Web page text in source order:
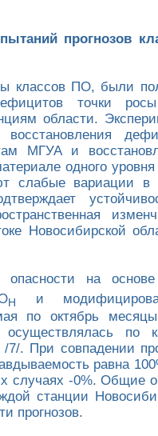
прогнозов
классов ПО, были
точки
области.
МГУА и
одного
слабые вариации в
Новосибирской
на основе
Н
и
по октябрь
осуществлялась по
7/. При совпадении
равна
случаях -0%. Общие
станции
прогнозов.